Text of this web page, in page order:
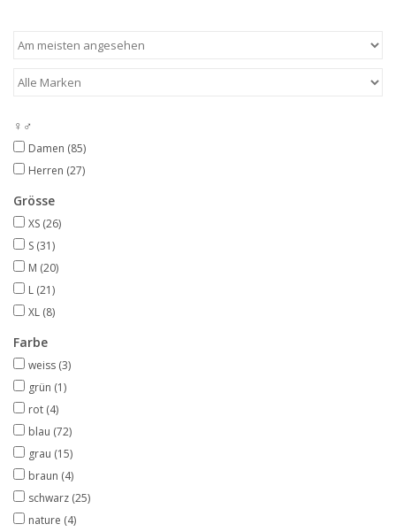
♀♂
Damen (85)
Herren (27)
Grösse
XS (26)
S (31)
M (20)
L (21)
XL (8)
Farbe
weiss (3)
grün (1)
rot (4)
blau (72)
grau (15)
braun (4)
schwarz (25)
nature (4)